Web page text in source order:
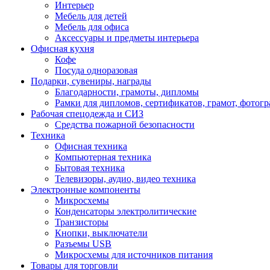
Интерьер
Мебель для детей
Мебель для офиса
Аксессуары и предметы интерьера
Офисная кухня
Кофе
Посуда одноразовая
Подарки, сувениры, награды
Благодарности, грамоты, дипломы
Рамки для дипломов, сертификатов, грамот,
Рабочая спецодежда и СИЗ
Средства пожарной безопасности
Техника
Офисная техника
Компьютерная техника
Бытовая техника
Телевизоры, аудио, видео техника
Электронные компоненты
Микросхемы
Конденсаторы электролитические
Транзисторы
Кнопки, выключатели
Разъемы USB
Микросхемы для источников питания
Товары для торговли